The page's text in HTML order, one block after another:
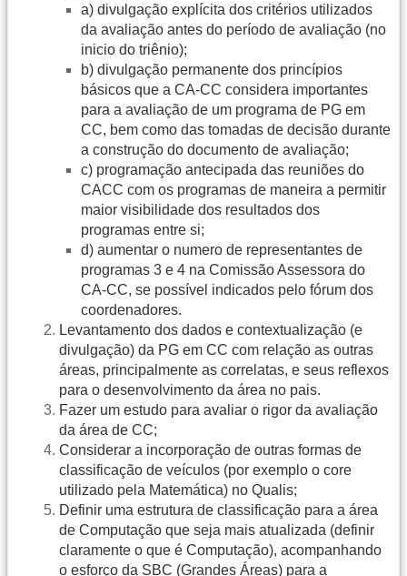
a) divulgação explícita dos critérios utilizados
da avaliação antes do período de avaliação (no
inicio do triênio);
b) divulgação permanente dos princípios
básicos que a CA-CC considera importantes
para a avaliação de um programa de PG em
CC, bem como das tomadas de decisão durante
a construção do documento de avaliação;
c) programação antecipada das reuniões do
CACC com os programas de maneira a permitir
maior visibilidade dos resultados dos
programas entre si;
d) aumentar o numero de representantes de
programas 3 e 4 na Comissão Assessora do
CA-CC, se possível indicados pelo fórum dos
coordenadores.
Levantamento dos dados e contextualização (e
divulgação) da PG em CC com relação as outras
áreas, principalmente as correlatas, e seus reflexos
para o desenvolvimento da área no pais.
Fazer um estudo para avaliar o rigor da avaliação
da área de CC;
Considerar a incorporação de outras formas de
classificação de veículos (por exemplo o core
utilizado pela Matemática) no Qualis;
Definir uma estrutura de classificação para a área
de Computação que seja mais atualizada (definir
claramente o que é Computação), acompanhando
o esforço da SBC (Grandes Áreas) para a